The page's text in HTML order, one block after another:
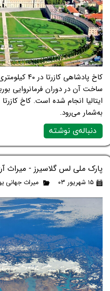
کاخ پادشاهی
ساخت آن در دوران فرمانروایی
ایتالیا انجام شده است. کاخ
به‌شمار می‌رود.
دنباله‌ی نوشته
پارک ملی لس گلاسیرز - میراث
۱۵ شهریور ۰۳ میراث جهانی